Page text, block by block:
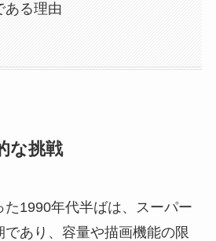
ある理由
な挑戦
1990年代半ばは、スーパー
であり、容量や描画機能の限